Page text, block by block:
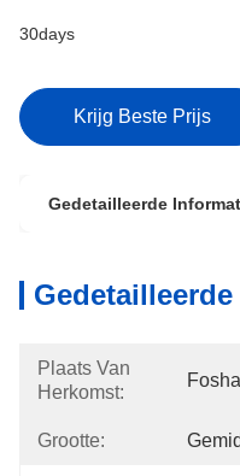
30days
Krijg Beste Prijs
Gedetailleerde
Plaats Van
Herkomst:
Grootte: